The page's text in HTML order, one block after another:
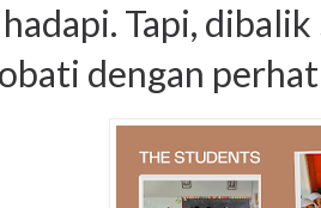
Tapi,
dengan